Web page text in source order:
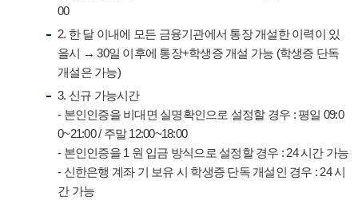
00
2. 한 달 이내에 모든 금융기관에서 통장 개설한 이력이 있
을시 → 30일 이후에 통장+학생증 개설 가능 (학생증 단독
개설은 가능)
3. 신규 가능시간
- 본인인증을 비대면 실명확인으로 설정할 경우 : 평일 09:0
0~21:00 / 주말 12:00~18:00
- 본인인증을 1 원 입금 방식으로 설정할 경우 : 24 시간 가능
- 신한은행 계좌 기 보유 시 학생증 단독 개설인 경우 : 24 시
간 가능